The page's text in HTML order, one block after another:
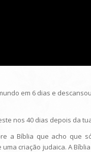
em 6 dias e
nos 40 dias depois da
a Bíblia que acho que
criação judaica. A